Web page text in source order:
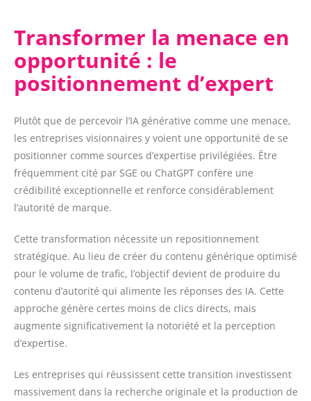
Transformer la menace en
opportunité : le
positionnement d’expert
Plutôt que de percevoir l’IA générative comme une menace,
les entreprises visionnaires y voient une opportunité de se
positionner comme sources d’expertise privilégiées. Être
fréquemment cité par SGE ou ChatGPT confère une
crédibilité exceptionnelle et renforce considérablement
l’autorité de marque.
Cette transformation nécessite un repositionnement
stratégique. Au lieu de créer du contenu générique optimisé
pour le volume de trafic, l’objectif devient de produire du
contenu d’autorité qui alimente les réponses des IA. Cette
approche génère certes moins de clics directs, mais
augmente significativement la notoriété et la perception
d’expertise.
Les entreprises qui réussissent cette transition investissent
massivement dans la recherche originale et la production de